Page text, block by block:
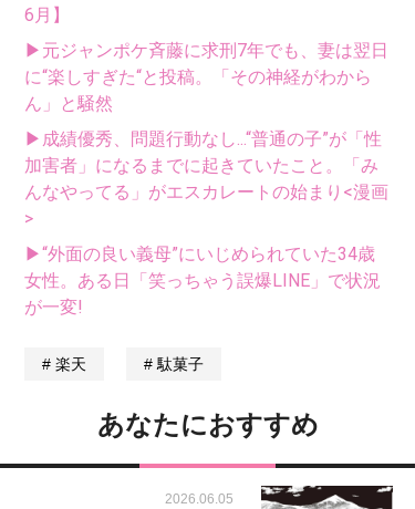
6月】
▶元ジャンポケ斉藤に求刑7年でも、妻は翌日
に“楽しすぎた“と投稿。「その神経がわから
ん」と騒然
▶成績優秀、問題行動なし...“普通の子”が「性
加害者」になるまでに起きていたこと。「み
んなやってる」がエスカレートの始まり<漫画
>
▶“外面の良い義母”にいじめられていた34歳
女性。ある日「笑っちゃう誤爆LINE」で状況
が一変!
楽天 駄菓子
あなたにおすすめ
2026.06.05